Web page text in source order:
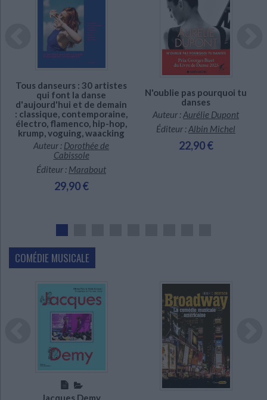
Bibliothèque de la Pléiade Critique et histoire littéraire
Classiques scolaires Littérature ancienne et médiévale
Littérature de voyage Audio - Livres lus
Ecologie - Environnement Religions - Spiritualités
Histoire de France Biographies historiques
Histoire - Généralités Histoire des pays
Histoire ancienne Géographie
Culture scientifique
Danse
En stock *
*stock limité
Tous danseurs : 30 artistes
qui font la danse
d'aujourd'hui et de demain
: classique, contemporaine,
électro, flamenco, hip-hop,
krump, voguing, waacking
Auteur : Dorothée de
Cabissole
Éditeur : Marabout
29,90 €
En stock *
*stock limité
N'oublie pas pourquoi tu
danses
Auteur :Aurélie Dupont
Éditeur :Albin Michel
22,90 €
COMÉDIE MUSICALE
Indisponible
Jacques Demy
En stock *
*stock limité